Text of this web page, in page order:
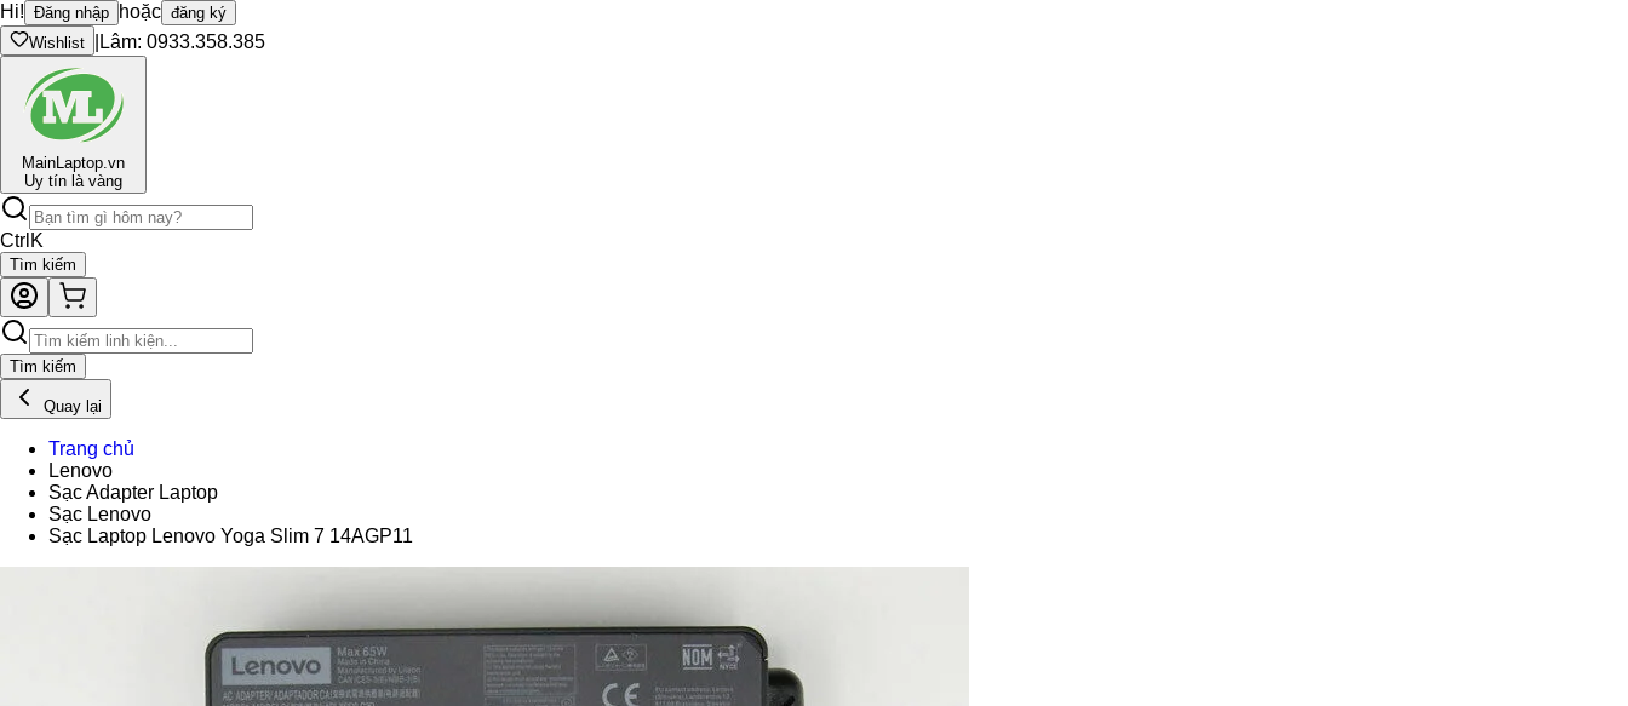
Hi! Đăng nhập hoặc đăng ký
Wishlist
Lâm: 0933.358.385
MainLaptop.vn
Uy tín là vàng
Ctrl K
Tìm kiếm
Tìm kiếm
Quay lại
Trang chủ
Lenovo
Sạc Adapter Laptop
Sạc Lenovo
Sạc Laptop Lenovo Yoga Slim 7 14AGP11